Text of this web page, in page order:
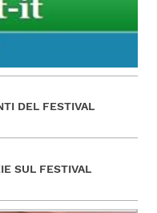
DEL FESTIVAL
SUL FESTIVAL